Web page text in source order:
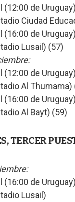
(12:00 de
Ciudad
(16:00 de
Lusail) (57)
(12:00 de
Al Thumama)
(16:00 de
Al Bayt) (59)
TERCER
(16:00 de
Lusail)